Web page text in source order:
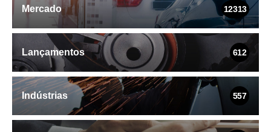
Mercado 12313
Lançamentos 612
Indústrias 557